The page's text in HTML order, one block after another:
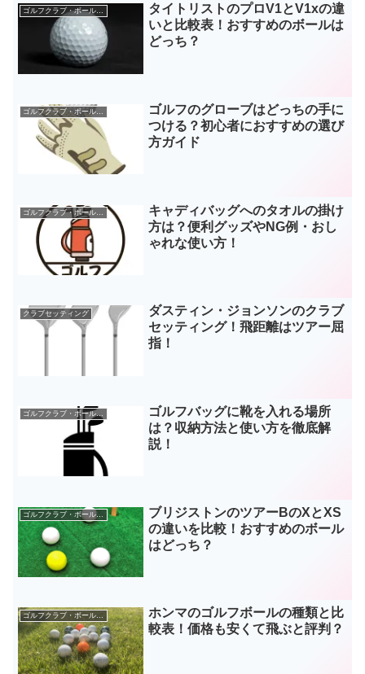
ゴルフクラブ・ボールなどギア
タイトリストのプロV1とV1xの違
いと比較表！おすすめのボールは
どっち？
ゴルフクラブ・ボールなどギア
ゴルフのグローブはどっちの手に
つける？初心者におすすめの選び
方ガイド
キャディバッグへのタオルの掛け
方は？便利グッズやNG例・おし
ゃれな使い方！
クラブセッティング
ダスティン・ジョンソンのクラブ
セッティング！飛距離はツアー屈
指！
ゴルフクラブ・ボールなどギア
ゴルフバッグに靴を入れる場所
は？収納方法と使い方を徹底解
説！
ブリジストンのツアーBのXとXS
の違いを比較！おすすめのボール
はどっち？
ホンマのゴルフボールの種類と比
較表！価格も安くて飛ぶと評判？